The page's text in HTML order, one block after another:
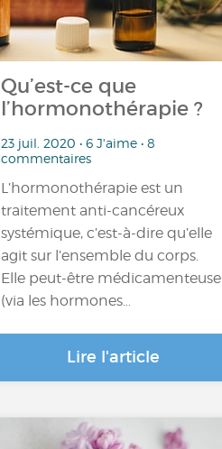
Qu’est-ce que
l’hormonothérapie ?
23 juil. 2020 • 6 J'aime • 8
commentaires
L’hormonothérapie est un
traitement anti-cancéreux
systémique, c’est-à-dire qu’elle
agit sur l’ensemble du corps.
Elle peut-être médicamenteuse
(via les hormones…
Lire l'article